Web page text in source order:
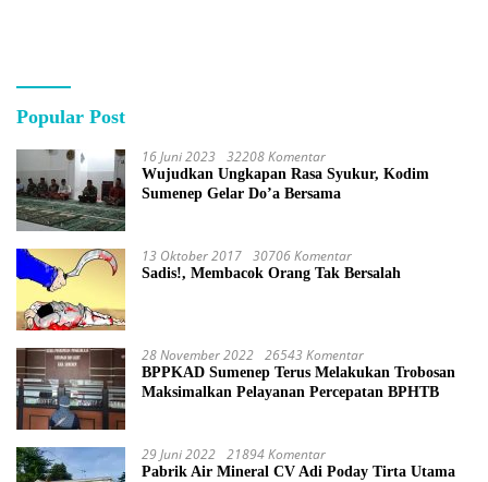
Popular Post
16 Juni 2023 32208 Komentar
Wujudkan Ungkapan Rasa Syukur, Kodim
Sumenep Gelar Do’a Bersama
13 Oktober 2017 30706 Komentar
Sadis!, Membacok Orang Tak Bersalah
28 November 2022 26543 Komentar
BPPKAD Sumenep Terus Melakukan Trobosan
Maksimalkan Pelayanan Percepatan BPHTB
29 Juni 2022 21894 Komentar
Pabrik Air Mineral CV Adi Poday Tirta Utama